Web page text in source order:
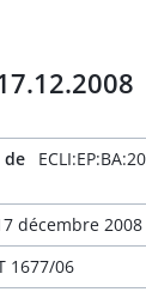
de
décembre 2008
1677/06